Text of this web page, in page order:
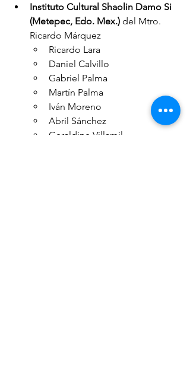
Instituto Cultural Shaolin Damo Si
(Metepec, Edo. Mex.) del Mtro.
Ricardo Márquez
Ricardo Lara
Daniel Calvillo
Gabriel Palma
Martín Palma
Iván Moreno
Abril Sánchez
Geraldine Villamil